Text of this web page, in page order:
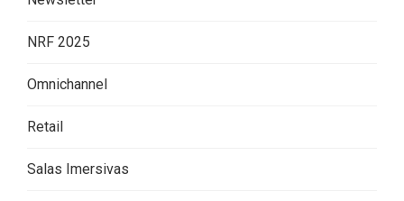
NRF 2025
Omnichannel
Retail
Salas Imersivas